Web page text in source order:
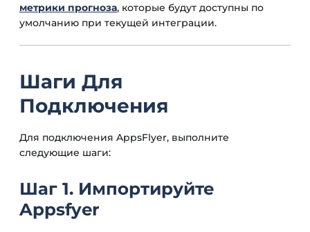
метрики прогноза, которые будут доступны по
умолчанию при текущей интеграции.
Шаги Для
Подключения
Для подключения AppsFlyer, выполните
следующие шаги:
Шаг 1. Импортируйте
Appsfyer